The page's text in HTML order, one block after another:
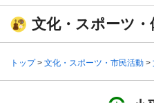
文化・スポーツ・
トップ> 文化・スポーツ・市民活動 >